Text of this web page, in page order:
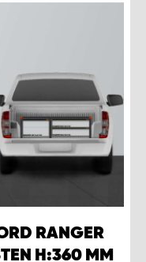
RANGER
H:360 MM